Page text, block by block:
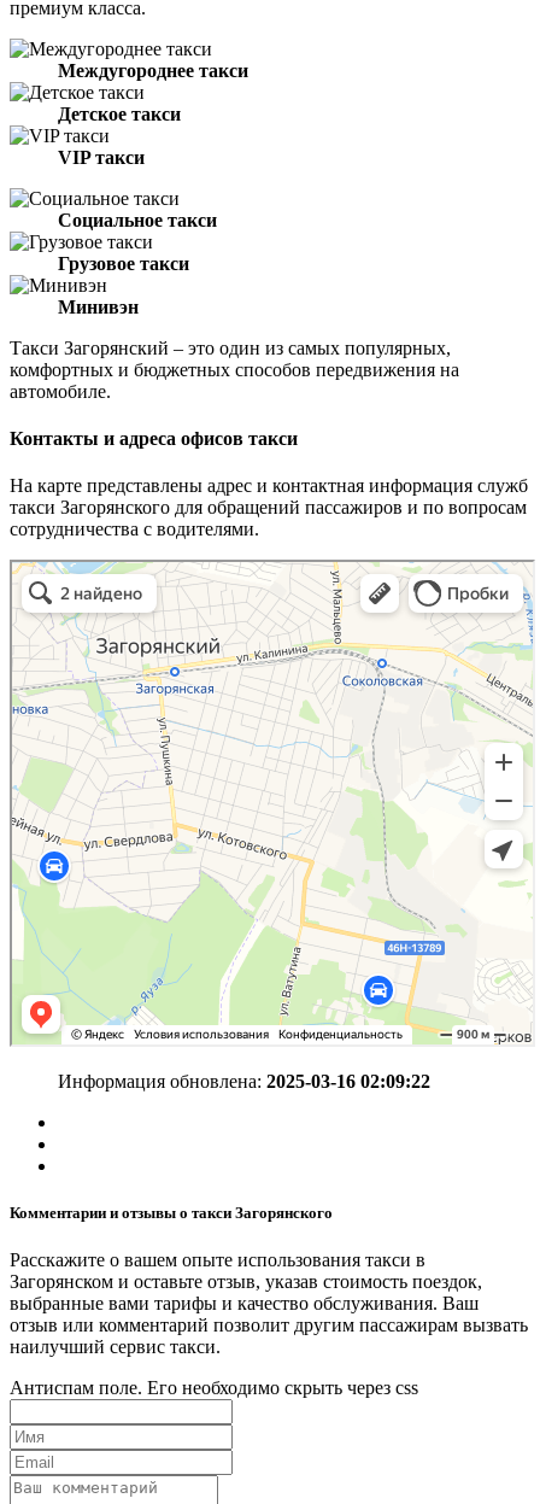
премиум класса.
Междугороднее такси
Детское такси
VIP такси
Социальное такси
Грузовое такси
Минивэн
Такси Загорянский – это один из самых популярных,
комфортных и бюджетных способов передвижения на
автомобиле.
Контакты и адреса офисов такси
На карте представлены адрес и контактная информация служб
такси Загорянского для обращений пассажиров и по вопросам
сотрудничества с водителями.
Информация обновлена: 2025-03-16 02:09:22
Комментарии и отзывы о такси Загорянского
Расскажите о вашем опыте использования такси в
Загорянском и оставьте отзыв, указав стоимость поездок,
выбранные вами тарифы и качество обслуживания. Ваш
отзыв или комментарий позволит другим пассажирам вызвать
наилучший сервис такси.
Антиспам поле. Его необходимо скрыть через css